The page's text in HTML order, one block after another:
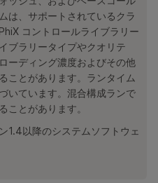
は、サポートされているクラ
コントロールライブラリー
ブラリータイプやクオリテ
ーディング濃度およびその他
ことがあります。ランタイム
いています。混合構成ランで
ことがあります。
1.4以降のシステムソフトウェ